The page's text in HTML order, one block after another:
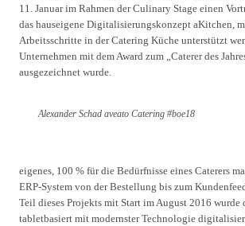
11. Januar im Rahmen der Culinary Stage einen
das hauseigene Digitalisierungskonzept aKitchen,
Arbeitsschritte in der Catering Küche unterstützt
Unternehmen mit dem Award zum „Caterer des
ausgezeichnet wurde.
Alexander Schad aveato Catering #boe18
eigenes, 100 % für die Bedürfnisse eines Caterers
ERP-System von der Bestellung bis zum
Teil dieses Projekts mit Start im August 2016 wurde
tabletbasiert mit modernster Technologie